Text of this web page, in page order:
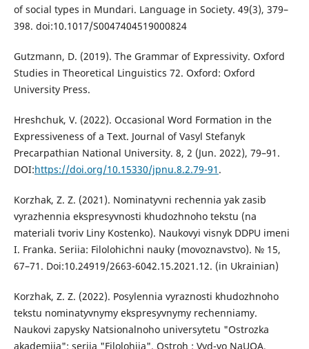
of social types in Mundari. Language in Society. 49(3), 379–
398. doi:10.1017/S0047404519000824
Gutzmann, D. (2019). The Grammar of Expressivity. Oxford
Studies in Theoretical Linguistics 72. Oxford: Oxford
University Press.
Hreshchuk, V. (2022). Occasional Word Formation in the
Expressiveness of a Text. Journal of Vasyl Stefanyk
Precarpathian National University. 8, 2 (Jun. 2022), 79–91.
DOI:https://doi.org/10.15330/jpnu.8.2.79-91 .
Korzhak, Z. Z. (2021). Nominatyvni rechennia yak zasib
vyrazhennia ekspresyvnosti khudozhnoho tekstu (na
materiali tvoriv Liny Kostenko). Naukovyi visnyk DDPU imeni
I. Franka. Seriia: Filolohichni nauky (movoznavstvo). № 15,
67–71. Doi:10.24919/2663-6042.15.2021.12. (in Ukrainian)
Korzhak, Z. Z. (2022). Posylennia vyraznosti khudozhnoho
tekstu nominatyvnymy ekspresyvnymy rechenniamy.
Naukovi zapysky Natsionalnoho universytetu "Ostrozka
akademiia": seriia "Filolohiia". Ostroh : Vyd-vo NaUOA,